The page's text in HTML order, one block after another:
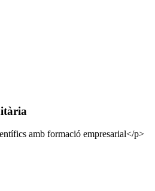
amb formació empresarial</p>